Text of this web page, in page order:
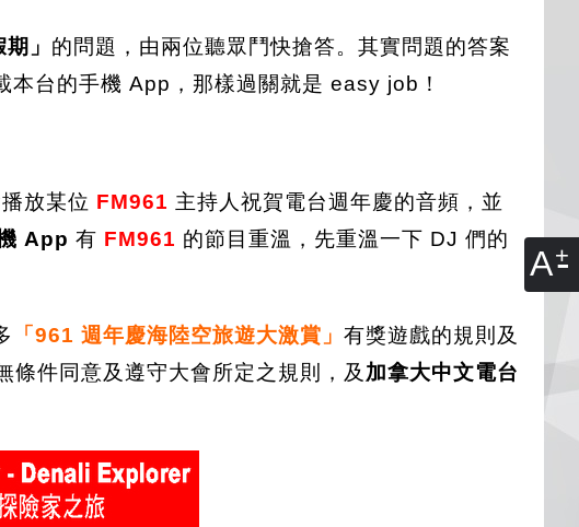
A
」 的問題，由兩位聽眾鬥快搶答。其實問題的答案
本台的手機 App，那樣過關就是 easy job！
放某位 FM961 主持人祝賀電台週年慶的音頻，並
App 有 FM961 的節目重溫，先重溫一下 DJ 們的
「961 週年慶海陸空旅遊大激賞」 有獎遊戲的規則及
條件同意及遵守大會所定之規則，及 加拿大中文電台